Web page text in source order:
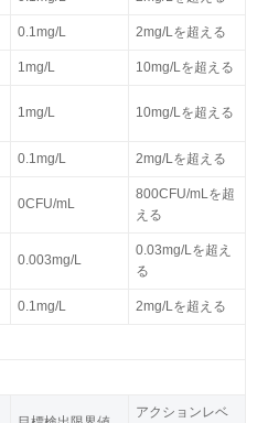
0.1mg/L 2mg/Lを超える
1mg/L 10mg/Lを超える
1mg/L 10mg/Lを超える
0.1mg/L 2mg/Lを超える
0CFU/mL
800CFU/mLを超
える
0.003mg/L
0.03mg/Lを超え
る
0.1mg/L 2mg/Lを超える
アクションレベ